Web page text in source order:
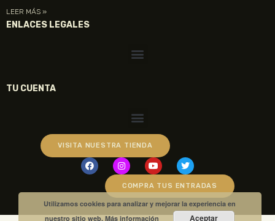
LEER MÁS »
ENLACES LEGALES
TU CUENTA
VISITA NUESTRA TIENDA
COMPRA TUS ENTRADAS
Utilizamos cookies para analizar y mejorar la experiencia en
nuestro sitio web.Más información Aceptar